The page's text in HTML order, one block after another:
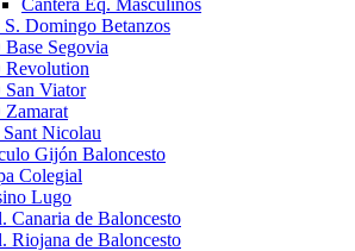
Domingo Betanzos
Segovia
Revolution
San Viator
Nicolau
Gijón Baloncesto
Colegial
Lugo
Canaria de Baloncesto
Riojana de Baloncesto